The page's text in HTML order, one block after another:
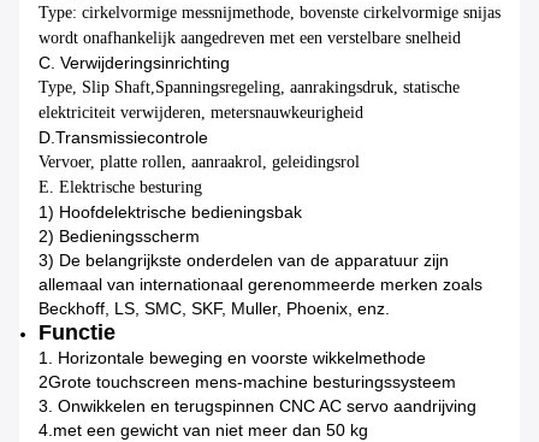
Type: cirkelvormige messnijmethode, bovenste cirkelvormige snijas
wordt onafhankelijk aangedreven met een verstelbare snelheid
C. Verwijderingsinrichting
Type, Slip Shaft,Spanningsregeling, aanrakingsdruk, statische
elektriciteit verwijderen, metersnauwkeurigheid
D.Transmissiecontrole
Vervoer, platte rollen, aanraakrol, geleidingsrol
E. Elektrische besturing
1) Hoofdelektrische bedieningsbak
2) Bedieningsscherm
3) De belangrijkste onderdelen van de apparatuur zijn
allemaal van internationaal gerenommeerde merken zoals
Beckhoff, LS, SMC, SKF, Muller, Phoenix, enz.
Functie
1. Horizontale beweging en voorste wikkelmethode
2Grote touchscreen mens-machine besturingssysteem
3. Onwikkelen en terugspinnen CNC AC servo aandrijving
4.met een gewicht van niet meer dan 50 kg